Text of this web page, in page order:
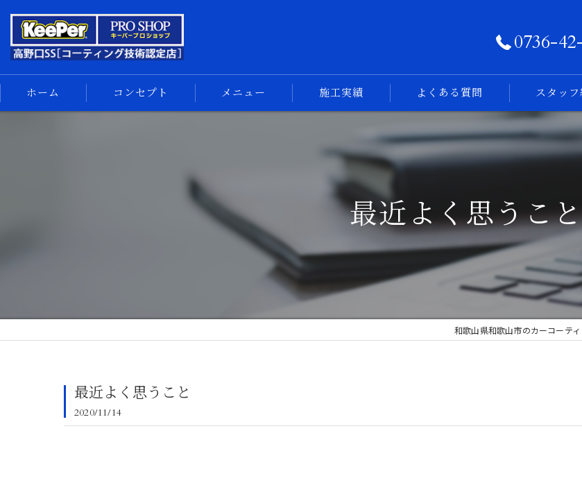
0736-
ホーム コンセプト メニュー
車内清掃
サイドメニュー
施工実績 よくある質問 スタッ
最近よく思うこと
和歌山県和歌山市のカーコーテ
最近よく思うこと
2020/11/14